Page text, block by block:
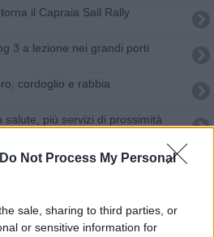
Do Not Process My Personal
sale, sharing to third parties, or
or sensitive information for
il Capraia Sail Rally
3 a lezione nei grandi porti
cordoglio e rabbia
salute, più servizi di prossimità
si tinge del Tricolore
ecco gli insigniti